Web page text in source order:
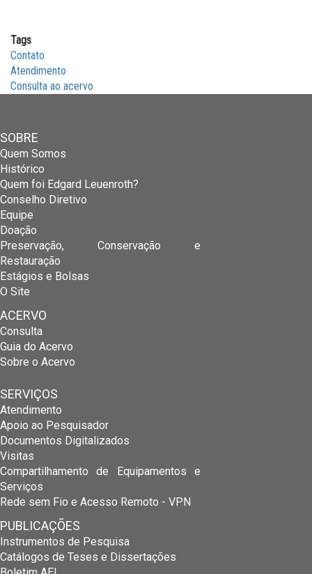
Tags
Contato
Atendimento
Consulta ao acervo
SOBRE
Quem Somos
Histórico
Quem foi Edgard Leuenroth?
Conselho Diretivo
Equipe
Doação
Preservação, Conservação e
Restauração
Estágios e Bolsas
O Site
ACERVO
Consulta
Guia do Acervo
Sobre o Acervo
SERVIÇOS
Atendimento
Apoio ao Pesquisador
Documentos Digitalizados
Visitas
Compartilhamento de Equipamentos e
Serviços
Rede sem Fio e Acesso Remoto - VPN
PUBLICAÇÕES
Instrumentos de Pesquisa
Catálogos de Teses e Dissertações